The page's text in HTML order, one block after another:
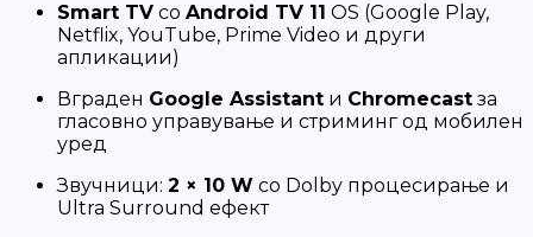
Smart TV со Android TV 11 OS (Google Play,
Netflix, YouTube, Prime Video и други
апликации)
Вграден Google Assistant и Chromecast за
гласовно управување и стриминг од мобилен
уред
Звучници: 2 × 10 W со Dolby процесирање и
Ultra Surround ефект